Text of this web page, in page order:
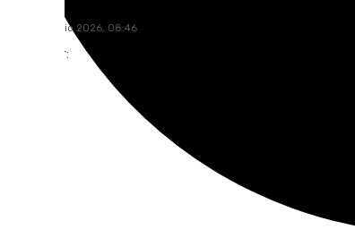
jueves, 2 julio 2026, 08:46
Compartir: